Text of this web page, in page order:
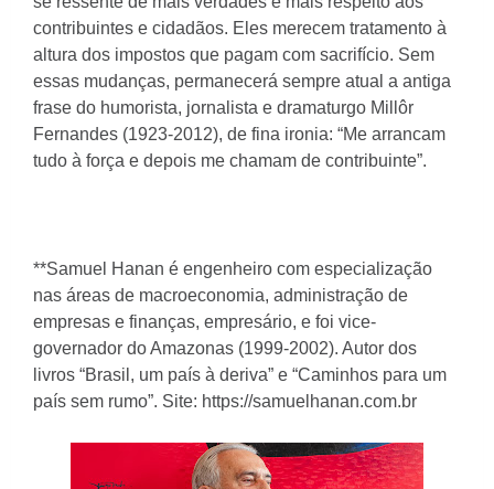
contribuintes e cidadãos. Eles merecem tratamento à
altura dos impostos que pagam com sacrifício. Sem
essas mudanças, permanecerá sempre atual a antiga
frase do humorista, jornalista e dramaturgo Millôr
Fernandes (1923-2012), de fina ironia: “Me arrancam
tudo à força e depois me chamam de contribuinte”.
**Samuel Hanan é engenheiro com especialização
nas áreas de macroeconomia, administração de
empresas e finanças, empresário, e foi vice-
governador do Amazonas (1999-2002). Autor dos
livros “Brasil, um país à deriva” e “Caminhos para um
país sem rumo”. Site: https://samuelhanan.com.br